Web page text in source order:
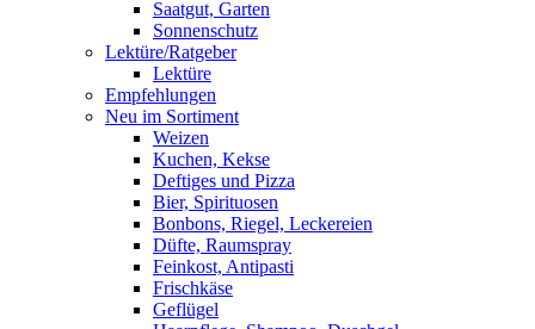
Saatgut, Garten
Sonnenschutz
Lektüre/Ratgeber
Lektüre
Empfehlungen
Neu im Sortiment
Weizen
Kuchen, Kekse
Deftiges und Pizza
Bier, Spirituosen
Bonbons, Riegel, Leckereien
Düfte, Raumspray
Feinkost, Antipasti
Frischkäse
Geflügel